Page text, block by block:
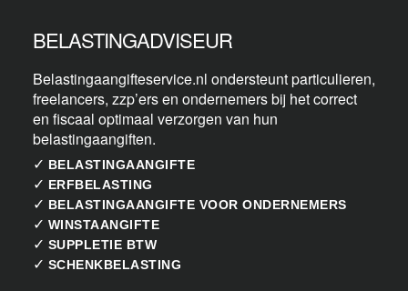
BELASTINGADVISEUR
Belastingaangifteservice.nl ondersteunt particulieren,
freelancers, zzp’ers en ondernemers bij het correct
en fiscaal optimaal verzorgen van hun
belastingaangiften.
✓ BELASTINGAANGIFTE
✓ ERFBELASTING
✓ BELASTINGAANGIFTE VOOR ONDERNEMERS
✓ WINSTAANGIFTE
✓ SUPPLETIE BTW
✓ SCHENKBELASTING